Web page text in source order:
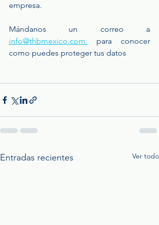
empresa.
info@thbmexico.com. para conocer
como puedes proteger tus datos
Entradas recientes Ver todo